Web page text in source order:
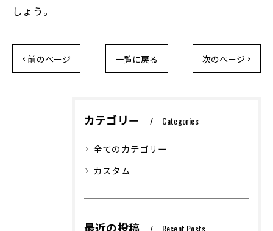
しょう。
< 前のページ 一覧に戻る 次のページ >
カテゴリー Categories
全てのカテゴリー
カスタム
最近の投稿 Recent Posts